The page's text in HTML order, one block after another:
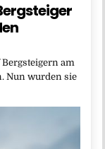
am
Nun wurden sie